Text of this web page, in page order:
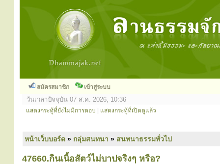
สมัครสมาชิก เข้าสู่ระบบ
วันเวลาปัจจุบัน 07 ส.ค. 2026, 10:36
แสดงกระทู้ที่ยังไม่มีการตอบ แสดงกระทู้ที่เปิดดูแล้ว
หน้าเว็บบอร์ด » กลุ่มสนทนา » สนทนาธรรมทั่วไป
47660.กินเนื้อสัตว์ไม่บาปจริงๆ หรือ?